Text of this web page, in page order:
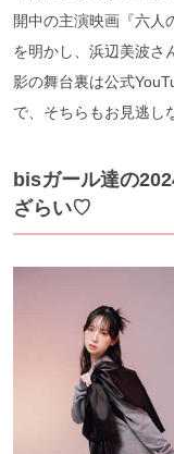
開中の主演映画『六人
を明かし、浜辺美波
影の舞台裏は公式
で、そちらもお見逃し
bisガール達の
ざらい♡